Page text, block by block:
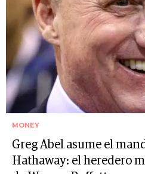
MONEY
Greg Abel asume el
Hathaway: el heredero